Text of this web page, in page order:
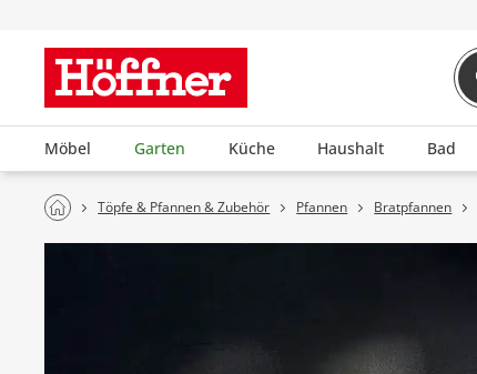
Möbel Garten Küche Haushalt Bad
Töpfe & Pfannen & Zubehör Pfannen Bratpfannen